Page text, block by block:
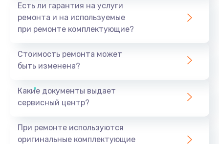
Есть ли гарантия на услуги
ремонта и на используемые
при ремонте комплектующие?
Стоимость ремонта может
быть изменена?
Какие документы выдает
сервисный центр?
При ремонте используются
оригинальные комплектующие